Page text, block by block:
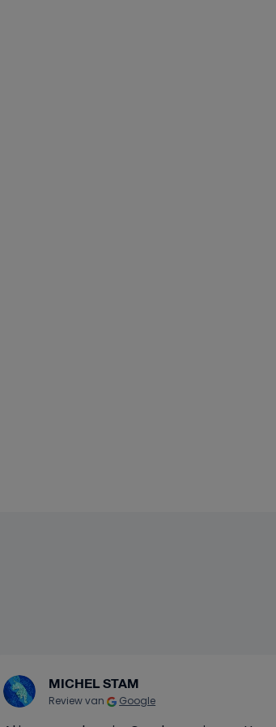
MICHEL STAM
Review van Google